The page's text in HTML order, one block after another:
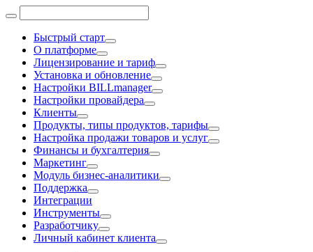
Быстрый старт
О платформе
Лицензирование и тариф
Установка и обновление
Настройки BILLmanager
Настройки провайдера
Клиенты
Продукты, типы продуктов, тарифы
Настройка продажи товаров и услуг
Финансы и бухгалтерия
Маркетинг
Модуль бизнес-аналитики
Поддержка
Интеграции
Инструменты
Разработчику
Личный кабинет клиента